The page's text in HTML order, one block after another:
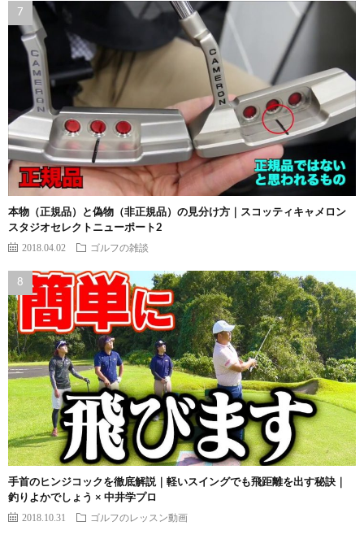
本物（正規品）と偽物（非正規品）の見分け方｜スコッティキャメロン
スタジオセレクトニューポート2
2018.04.02 ゴルフの雑談
手首のヒンジコックを徹底解説｜軽いスイングでも飛距離を出す秘訣｜
釣りよかでしょう × 中井学プロ
2018.10.31 ゴルフのレッスン動画